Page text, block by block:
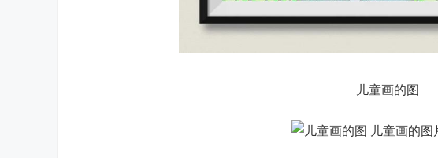
儿童画的图